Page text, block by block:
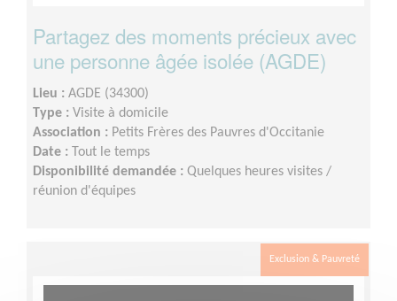
Partagez des moments précieux avec
une personne âgée isolée (AGDE)
Lieu : AGDE (34300)
Type : Visite à domicile
Association : Petits Frères des Pauvres d'Occitanie
Date : Tout le temps
Disponibilité demandée : Quelques heures visites /
réunion d'équipes
Exclusion & Pauvreté